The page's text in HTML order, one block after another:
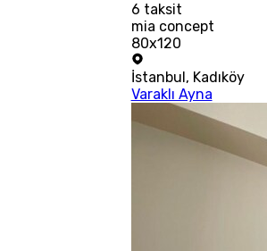
6 taksit
mia concept
80x120
İstanbul , Kadıköy
Varaklı Ayna